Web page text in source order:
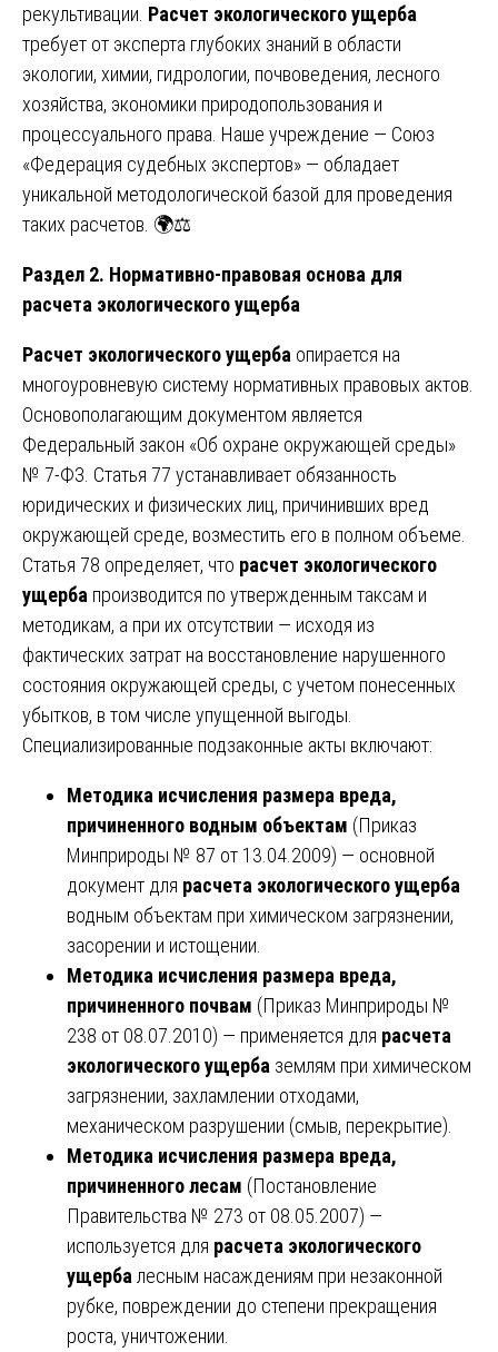
рекультивации. Расчет экологического ущерба
требует от эксперта глубоких знаний в области
экологии, химии, гидрологии, почвоведения, лесного
хозяйства, экономики природопользования и
процессуального права. Наше учреждение — Союз
«Федерация судебных экспертов» — обладает
уникальной методологической базой для проведения
таких расчетов. 🌍⚖️
Раздел 2. Нормативно-правовая основа для
расчета экологического ущерба
Расчет экологического ущерба опирается на
многоуровневую систему нормативных правовых актов.
Основополагающим документом является
Федеральный закон «Об охране окружающей среды»
№ 7-ФЗ. Статья 77 устанавливает обязанность
юридических и физических лиц, причинивших вред
окружающей среде, возместить его в полном объеме.
Статья 78 определяет, что расчет экологического
ущерба производится по утвержденным таксам и
методикам, а при их отсутствии — исходя из
фактических затрат на восстановление нарушенного
состояния окружающей среды, с учетом понесенных
убытков, в том числе упущенной выгоды.
Специализированные подзаконные акты включают:
Методика исчисления размера вреда,
причиненного водным объектам (Приказ
Минприроды № 87 от 13.04.2009) — основной
документ для расчета экологического ущерба
водным объектам при химическом загрязнении,
засорении и истощении.
Методика исчисления размера вреда,
причиненного почвам (Приказ Минприроды №
238 от 08.07.2010) — применяется для расчета
экологического ущерба землям при химическом
загрязнении, захламлении отходами,
механическом разрушении (смыв, перекрытие).
Методика исчисления размера вреда,
причиненного лесам (Постановление
Правительства № 273 от 08.05.2007) —
используется для расчета экологического
ущерба лесным насаждениям при незаконной
рубке, повреждении до степени прекращения
роста, уничтожении.